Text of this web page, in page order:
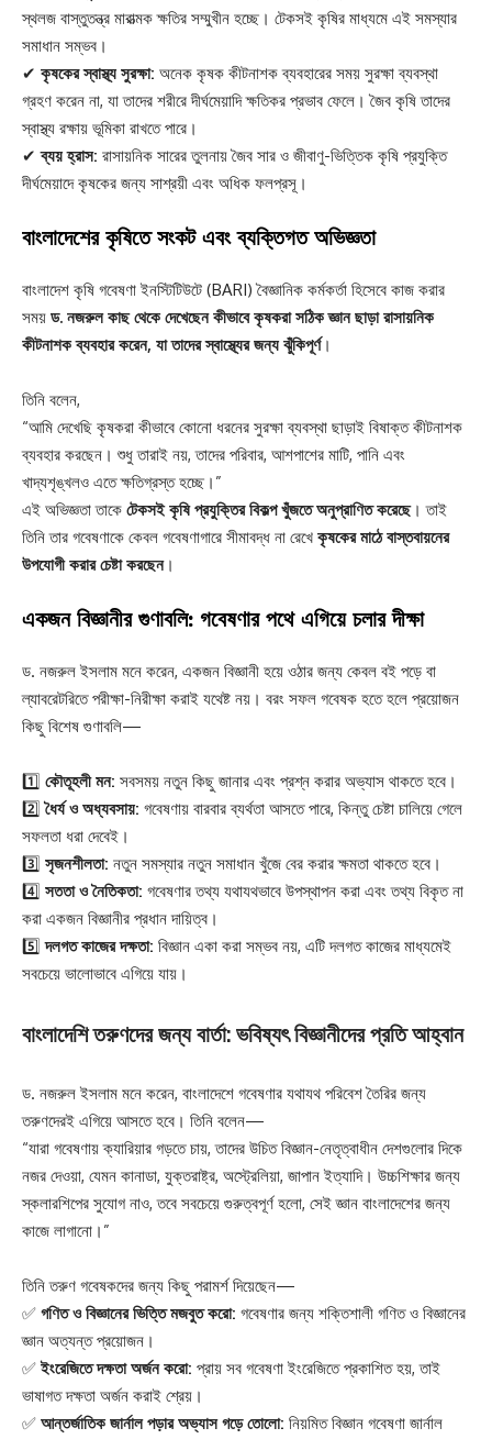
স্থলজ বাস্তুতন্ত্র মারাত্মক ক্ষতির সম্মুখীন হচ্ছে। টেকসই কৃষির মাধ্যমে এই সমস্যার
সমাধান সম্ভব।
✔ কৃষকের স্বাস্থ্য সুরক্ষা: অনেক কৃষক কীটনাশক ব্যবহারের সময় সুরক্ষা ব্যবস্থা
গ্রহণ করেন না, যা তাদের শরীরে দীর্ঘমেয়াদি ক্ষতিকর প্রভাব ফেলে। জৈব কৃষি তাদের
স্বাস্থ্য রক্ষায় ভূমিকা রাখতে পারে।
✔ব্যয় হ্রাস: রাসায়নিক সারের তুলনায় জৈব সার ও জীবাণু-ভিত্তিক কৃষি প্রযুক্তি
দীর্ঘমেয়াদে কৃষকের জন্য সাশ্রয়ী এবং অধিক ফলপ্রসূ।
বাংলাদেশের কৃষিতে সংকট এবং ব্যক্তিগত অভিজ্ঞতা
বাংলাদেশ কৃষি গবেষণা ইনস্টিটিউটে (BARI) বৈজ্ঞানিক কর্মকর্তা হিসেবে কাজ করার
সময় ড. নজরুল কাছ থেকে দেখেছেন কীভাবে কৃষকরা সঠিক জ্ঞান ছাড়া রাসায়নিক
কীটনাশক ব্যবহার করেন, যা তাদের স্বাস্থ্যের জন্য ঝুঁকিপূর্ণ।
তিনি বলেন,
“আমি দেখেছি কৃষকরা কীভাবে কোনো ধরনের সুরক্ষা ব্যবস্থা ছাড়াই বিষাক্ত কীটনাশক
ব্যবহার করছেন। শুধু তারাই নয়, তাদের পরিবার, আশপাশের মাটি, পানি এবং
খাদ্যশৃঙ্খলও এতে ক্ষতিগ্রস্ত হচ্ছে।”
এই অভিজ্ঞতা তাকে টেকসই কৃষি প্রযুক্তির বিকল্প খুঁজতে অনুপ্রাণিত করেছে। তাই
তিনি তার গবেষণাকে কেবল গবেষণাগারে সীমাবদ্ধ না রেখে কৃষকের মাঠে বাস্তবায়নের
উপযোগী করার চেষ্টা করছেন।
একজন বিজ্ঞানীর গুণাবলি: গবেষণার পথে এগিয়ে চলার দীক্ষা
ড. নজরুল ইসলাম মনে করেন, একজন বিজ্ঞানী হয়ে ওঠার জন্য কেবল বই পড়ে বা
ল্যাবরেটরিতে পরীক্ষা-নিরীক্ষা করাই যথেষ্ট নয়। বরং সফল গবেষক হতে হলে প্রয়োজন
কিছু বিশেষ গুণাবলি—
1️⃣ কৌতূহলী মন: সবসময় নতুন কিছু জানার এবং প্রশ্ন করার অভ্যাস থাকতে হবে।
2️⃣ধৈর্য ও অধ্যবসায়: গবেষণায় বারবার ব্যর্থতা আসতে পারে, কিন্তু চেষ্টা চালিয়ে গেলে
সফলতা ধরা দেবেই।
3️⃣ সৃজনশীলতা: নতুন সমস্যার নতুন সমাধান খুঁজে বের করার ক্ষমতা থাকতে হবে।
4️⃣ সততা ও নৈতিকতা: গবেষণার তথ্য যথাযথভাবে উপস্থাপন করা এবং তথ্য বিকৃত না
করা একজন বিজ্ঞানীর প্রধান দায়িত্ব।
5️⃣দলগত কাজের দক্ষতা: বিজ্ঞান একা করা সম্ভব নয়, এটি দলগত কাজের মাধ্যমেই
সবচেয়ে ভালোভাবে এগিয়ে যায়।
বাংলাদেশি তরুণদের জন্য বার্তা: ভবিষ্যৎ বিজ্ঞানীদের প্রতি আহ্বান
ড. নজরুল ইসলাম মনে করেন, বাংলাদেশে গবেষণার যথাযথ পরিবেশ তৈরির জন্য
তরুণদেরই এগিয়ে আসতে হবে। তিনি বলেন—
“যারা গবেষণায় ক্যারিয়ার গড়তে চায়, তাদের উচিত বিজ্ঞান-নেতৃত্বাধীন দেশগুলোর দিকে
নজর দেওয়া, যেমন কানাডা, যুক্তরাষ্ট্র, অস্ট্রেলিয়া, জাপান ইত্যাদি। উচ্চশিক্ষার জন্য
স্কলারশিপের সুযোগ নাও, তবে সবচেয়ে গুরুত্বপূর্ণ হলো, সেই জ্ঞান বাংলাদেশের জন্য
কাজে লাগানো।”
তিনি তরুণ গবেষকদের জন্য কিছু পরামর্শ দিয়েছেন—
✅ গণিত ও বিজ্ঞানের ভিত্তি মজবুত করো: গবেষণার জন্য শক্তিশালী গণিত ও বিজ্ঞানের
জ্ঞান অত্যন্ত প্রয়োজন।
✅ইংরেজিতে দক্ষতা অর্জন করো: প্রায় সব গবেষণা ইংরেজিতে প্রকাশিত হয়, তাই
ভাষাগত দক্ষতা অর্জন করাই শ্রেয়।
✅ আন্তর্জাতিক জার্নাল পড়ার অভ্যাস গড়ে তোলো: নিয়মিত বিজ্ঞান গবেষণা জার্নাল